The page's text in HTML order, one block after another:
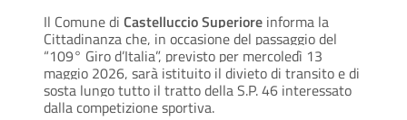
Il Comune di Castelluccio Superiore informa la
Cittadinanza che, in occasione del passaggio del
“109° Giro d’Italia”, previsto per mercoledì 13
maggio 2026, sarà istituito il divieto di transito e di
sosta lungo tutto il tratto della S.P. 46 interessato
dalla competizione sportiva.